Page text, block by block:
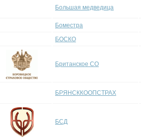
Большая медведица
Боместра
БОСКО
Британское СО
БРЯНСККООПСТРАХ
БСД